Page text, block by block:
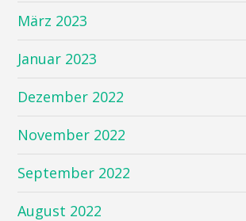
März 2023
Januar 2023
Dezember 2022
November 2022
September 2022
August 2022